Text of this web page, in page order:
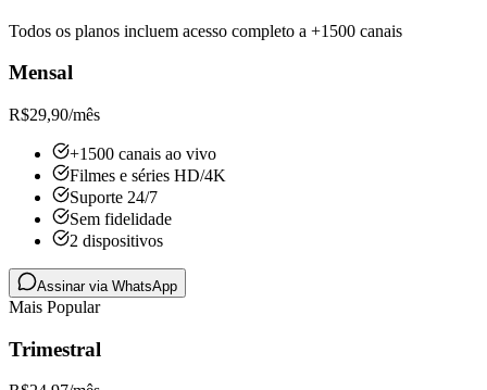
Todos os planos incluem acesso completo a +1500 canais
Mensal
R$29,90/mês
+1500 canais ao vivo
Filmes e séries HD/4K
Suporte 24/7
Sem fidelidade
2 dispositivos
Assinar via WhatsApp
Mais Popular
Trimestral